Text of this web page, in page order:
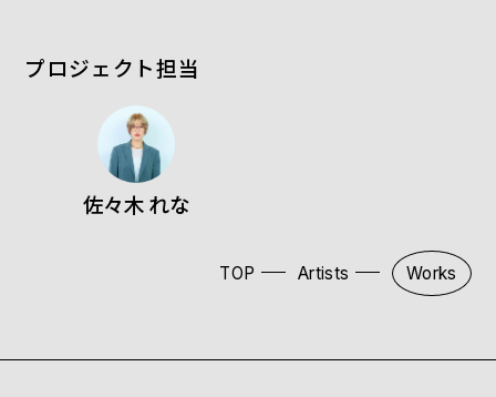
プロジェクト担当
佐々木 れな
TOP Artists Works